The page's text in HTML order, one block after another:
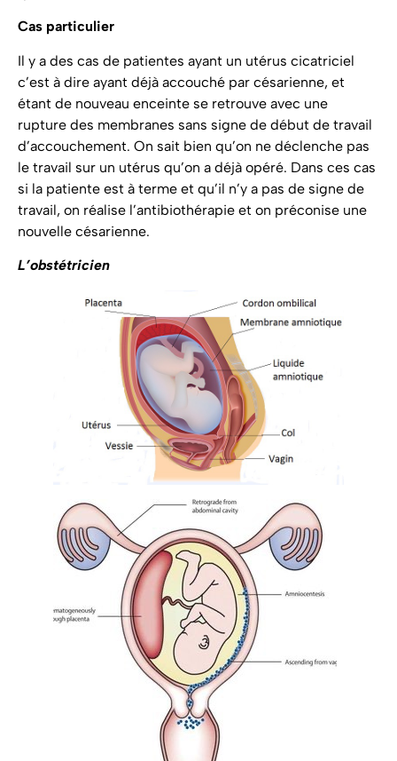
Cas particulier
Il y a des cas de patientes ayant un utérus cicatriciel
c’est à dire ayant déjà accouché par césarienne, et
étant de nouveau enceinte se retrouve avec une
rupture des membranes sans signe de début de travail
d’accouchement. On sait bien qu’on ne déclenche pas
le travail sur un utérus qu’on a déjà opéré. Dans ces cas
si la patiente est à terme et qu’il n’y a pas de signe de
travail, on réalise l’antibiothérapie et on préconise une
nouvelle césarienne.
L’obstétricien